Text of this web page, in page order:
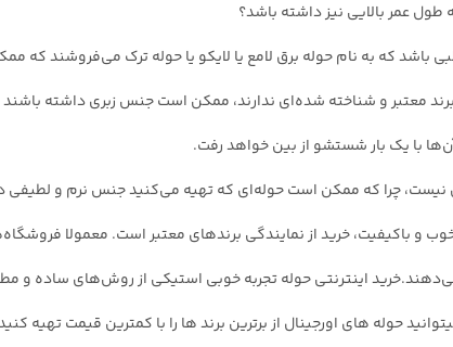
عمر بالایی نیز داشته باشد؟
باشد که به نام حوله برق لامع یا لایکو یا حوله ترک می‌فروشند که
معتبر و شناخته شده‌ای ندارند، ممکن است جنس زبری داشته
با یک بار شستشو از بین خواهد رفت.
چرا که ممکن است حوله‌ای که تهیه می‌کنید جنس نرم و لطیفی
باکیفیت، خرید از نمایندگی برند‌های معتبر است. معمولا
اینترنتی حوله تجربه خوبی استیکی از روش‌های ساده و
حوله های اورجینال از برترین برند ها را با کمترین قیمت تهیه